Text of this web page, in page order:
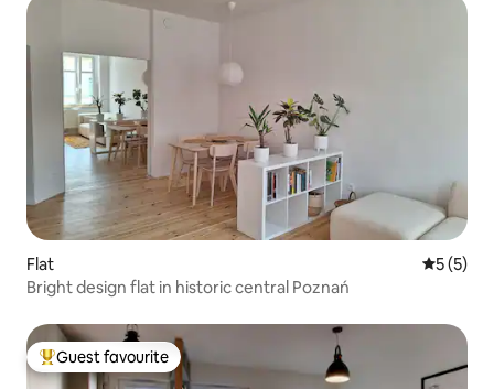
Flat 5 out of
5 (5)
Bright design flat in historic central Poznań
Top guest favourite
Guest favourite